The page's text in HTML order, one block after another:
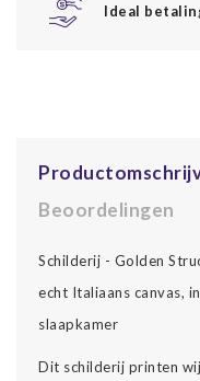
Ideal
Beoordelingen
Schilderij - Golden
echt Italiaans canvas,
slaapkamer
Dit schilderij printen